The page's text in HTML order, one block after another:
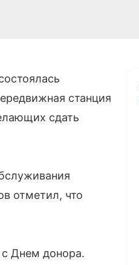
станция
сдать
отметил, что
Днем донора.